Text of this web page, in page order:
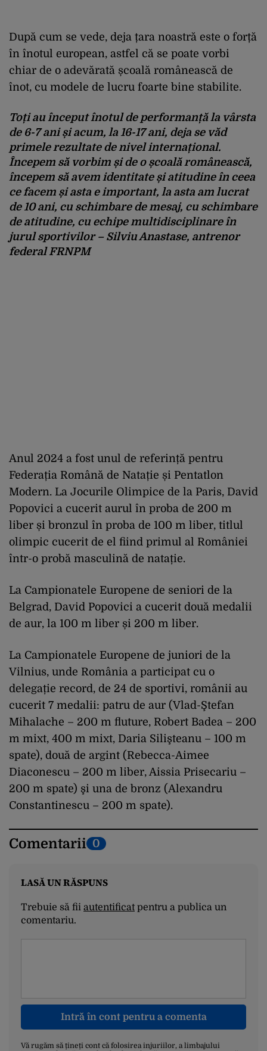
După cum se vede, deja țara noastră este o forță
în înotul european, astfel că se poate vorbi
chiar de o adevărată școală românească de
înot, cu modele de lucru foarte bine stabilite.
Toți au început înotul de performanță la vârsta
de 6-7 ani și acum, la 16-17 ani, deja se văd
primele rezultate de nivel internațional.
Începem să vorbim și de o școală românească,
începem să avem identitate și atitudine în ceea
ce facem și asta e important, la asta am lucrat
de 10 ani, cu schimbare de mesaj, cu schimbare
de atitudine, cu echipe multidisciplinare în
jurul sportivilor – Silviu Anastase, antrenor
federal FRNPM
Anul 2024 a fost unul de referință pentru
Federația Română de Natație și Pentatlon
Modern. La Jocurile Olimpice de la Paris, David
Popovici a cucerit aurul în proba de 200 m
liber și bronzul în proba de 100 m liber, titlul
olimpic cucerit de el fiind primul al României
într-o probă masculină de natație.
La Campionatele Europene de seniori de la
Belgrad, David Popovici a cucerit două medalii
de aur, la 100 m liber și 200 m liber.
La Campionatele Europene de juniori de la
Vilnius, unde România a participat cu o
delegație record, de 24 de sportivi, românii au
cucerit 7 medalii: patru de aur (Vlad-Ştefan
Mihalache – 200 m fluture, Robert Badea – 200
m mixt, 400 m mixt, Daria Silişteanu – 100 m
spate), două de argint (Rebecca-Aimee
Diaconescu – 200 m liber, Aissia Prisecariu –
200 m spate) şi una de bronz (Alexandru
Constantinescu – 200 m spate).
Comentarii 0
LASĂ UN RĂSPUNS
Trebuie să fii autentificatpentru a publica un
comentariu.
Intră în cont pentru a comenta
Vă rugăm să țineți cont că folosirea injuriilor, a limbajului